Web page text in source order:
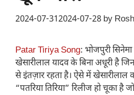
2024-07-312024-07-28 by
Patar Tiriya Song: भोजपुरी सिनेमा
खेसारीलाल यादव के बिना अधूरी है
से इंतज़ार रहता है। ऐसे में खेसारीलाल
“पतरिया तिरिया” रिलीज हो चूका है